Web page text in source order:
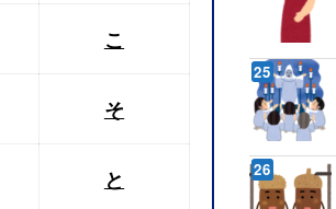
こ
そ
と